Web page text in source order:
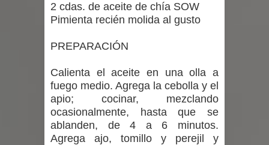
Se activa Código Azul en Talca ante
las bajas temperaturas
2 cdas. de aceite de chía SOW
Pimienta recién molida al gusto
PREPARACIÓN
Calienta el aceite en una olla a
fuego medio. Agrega la cebolla y el
apio; cocinar, mezclando
ocasionalmente, hasta que se
ablanden, de 4 a 6 minutos.
Agrega ajo, tomillo y perejil y